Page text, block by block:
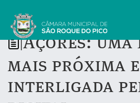
Açores: uma
mais próxima e
interligada